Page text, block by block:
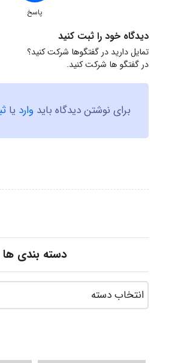
پاسخ
دیدگاه خود را ثبت کنید
تمایل دارید در گفتگوها شرکت کنید؟
در گفتگو ها شرکت کنید.
برای نوشتن دیدگاه باید وارد یا
دسته بندی ها